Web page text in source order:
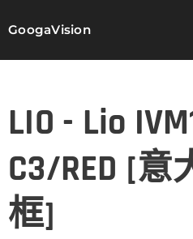
GoogaVision
LIO - Lio
C3/RED [
框]